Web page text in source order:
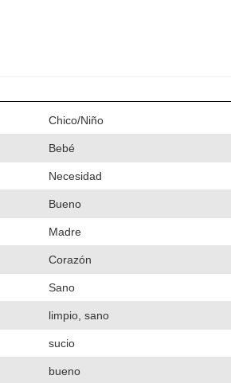
Chico/Niño
Bebé
Necesidad
Bueno
Madre
Corazón
Sano
limpio, sano
sucio
bueno